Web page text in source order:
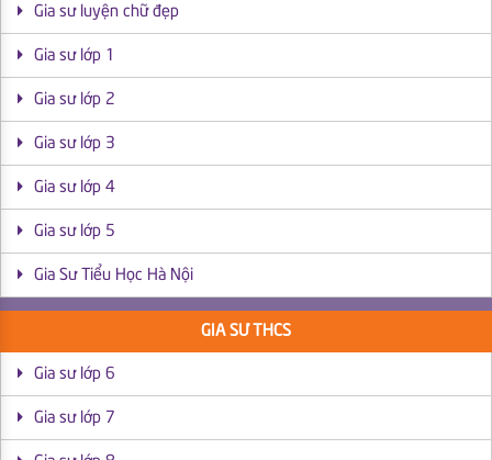
Gia sư luyện chữ đẹp
Gia sư lớp 1
Gia sư lớp 2
Gia sư lớp 3
Gia sư lớp 4
Gia sư lớp 5
Gia Sư Tiểu Học Hà Nội
GIA SƯ THCS
Gia sư lớp 6
Gia sư lớp 7